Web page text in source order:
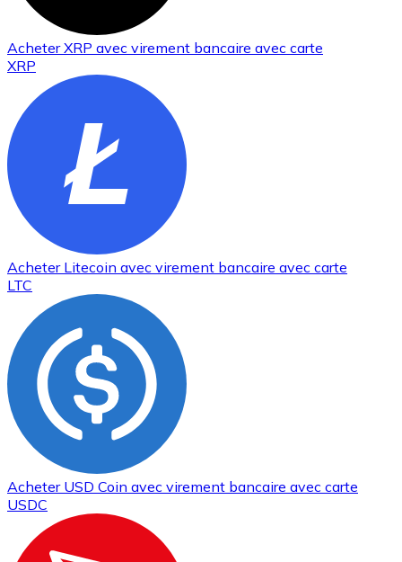
AcheterXRP avec virement bancaire avec carte
XRP
Acheter Litecoin avec virement bancaire avec carte
LTC
Acheter USD Coin avec virement bancaire avec carte
USDC